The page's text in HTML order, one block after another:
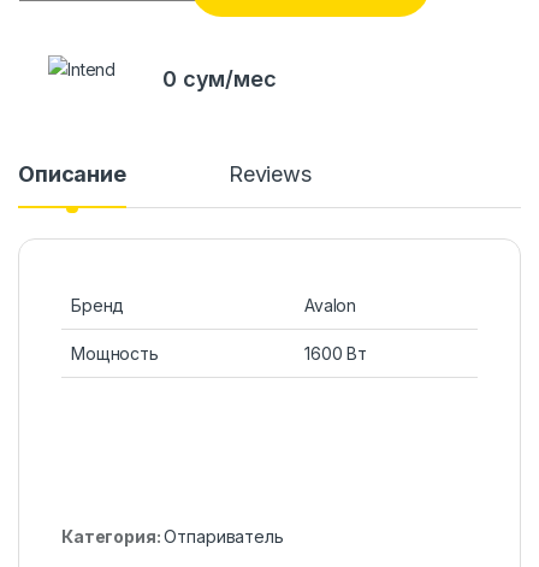
0 сум/мес
Описание Reviews
Бренд Avalon
Мощность 1600 Вт
Категория:Отпариватель